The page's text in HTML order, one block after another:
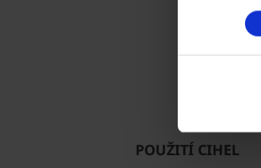
POUŽITÍ CIHEL